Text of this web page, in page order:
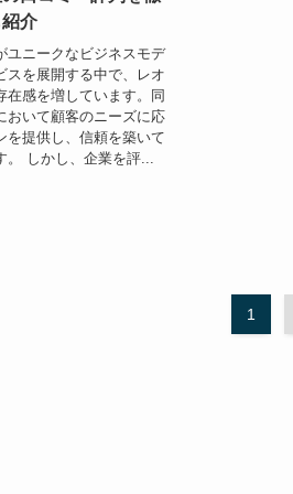
介
ユニークなビジネスモデ
スを展開する中で、レオ
在感を増しています。同
おいて顧客のニーズに応
を提供し、信頼を築いて
。 しかし、企業を評...
1